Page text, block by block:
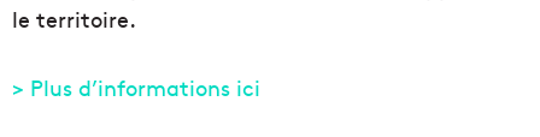
le territoire.
> Plus d’informations ici